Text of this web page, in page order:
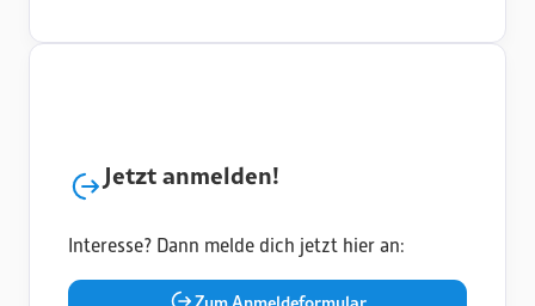
Jetzt anmelden!
Interesse? Dann melde dich jetzt hier an: